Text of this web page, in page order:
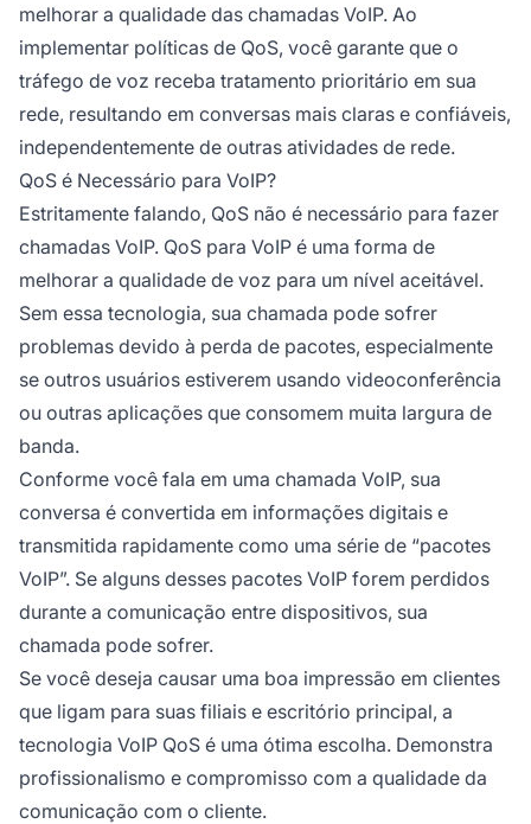
melhorar a qualidade das chamadas VoIP. Ao
implementar políticas de QoS, você garante que o
tráfego de voz receba tratamento prioritário em sua
rede, resultando em conversas mais claras e confiáveis,
independentemente de outras atividades de rede.
QoS é Necessário para VoIP?
Estritamente falando, QoS não é necessário para fazer
chamadas VoIP. QoS para VoIP é uma forma de
melhorar a qualidade de voz para um nível aceitável.
Sem essa tecnologia, sua chamada pode sofrer
problemas devido à perda de pacotes, especialmente
se outros usuários estiverem usando videoconferência
ou outras aplicações que consomem muita largura de
banda.
Conforme você fala em uma chamada VoIP, sua
conversa é convertida em informações digitais e
transmitida rapidamente como uma série de “pacotes
VoIP”. Se alguns desses pacotes VoIP forem perdidos
durante a comunicação entre dispositivos, sua
chamada pode sofrer.
Se você deseja causar uma boa impressão em clientes
que ligam para suas filiais e escritório principal, a
tecnologia VoIP QoS é uma ótima escolha. Demonstra
profissionalismo e compromisso com a qualidade da
comunicação com o cliente.